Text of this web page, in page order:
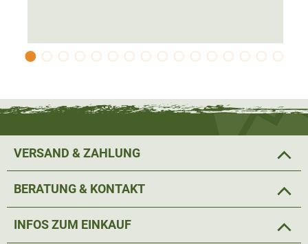
VERSAND & ZAHLUNG
BERATUNG & KONTAKT
INFOS ZUM EINKAUF